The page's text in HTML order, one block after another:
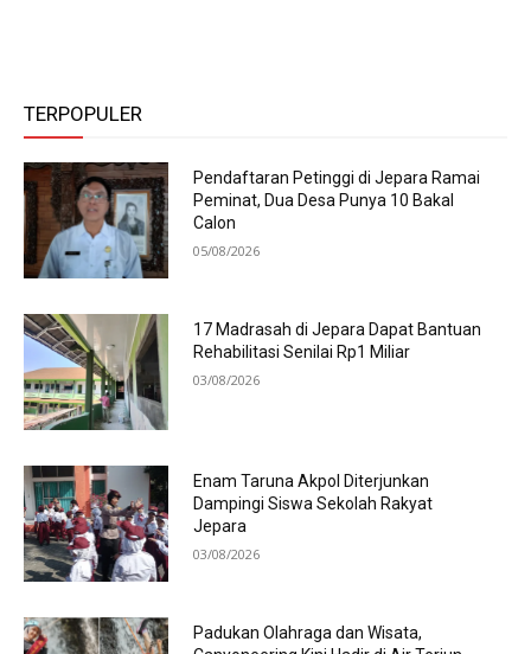
TERPOPULER
Pendaftaran Petinggi di Jepara Ramai
Peminat, Dua Desa Punya 10 Bakal
Calon
05/08/2026
17 Madrasah di Jepara Dapat Bantuan
Rehabilitasi Senilai Rp1 Miliar
03/08/2026
Enam Taruna Akpol Diterjunkan
Dampingi Siswa Sekolah Rakyat
Jepara
03/08/2026
Padukan Olahraga dan Wisata,